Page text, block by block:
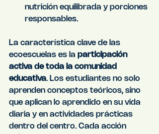
nutrición equilibrada y porciones
responsables.
La característica clave de las
ecoescuelas es la participación
activa de toda la comunidad
educativa. Los estudiantes no solo
aprenden conceptos teóricos, sino
que aplican lo aprendido en su vida
diaria y en actividades prácticas
dentro del centro. Cada acción